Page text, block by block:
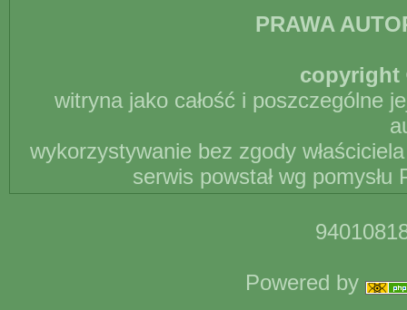
PRAWA
copyright
witryna jako całość i poszczególne
wykorzystywanie bez zgody
serwis powstał wg
Powered by